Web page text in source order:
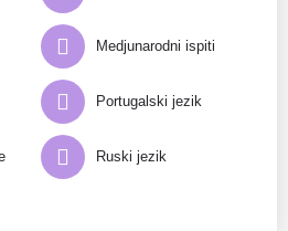
Medjunarodni ispiti
Portugalski jezik
Ruski jezik